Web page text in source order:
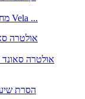
מחיר מפעל להסרת צלוליטיס ופיסול גוף Vela ...